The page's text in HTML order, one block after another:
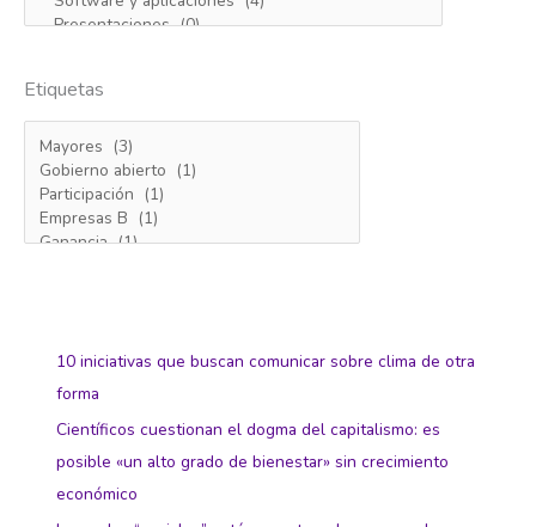
Etiquetas
10 iniciativas que buscan comunicar sobre clima de otra
forma
Científicos cuestionan el dogma del capitalismo: es
posible «un alto grado de bienestar» sin crecimiento
económico